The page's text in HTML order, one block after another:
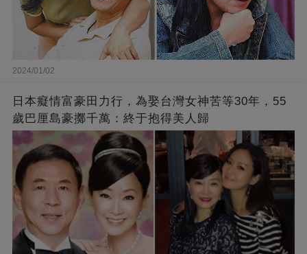
2024/01/02
日本癡情富豪田力行，為娶台灣女神苦等30年，55
歲巴厘島豪擲千萬：終于抱得美人歸